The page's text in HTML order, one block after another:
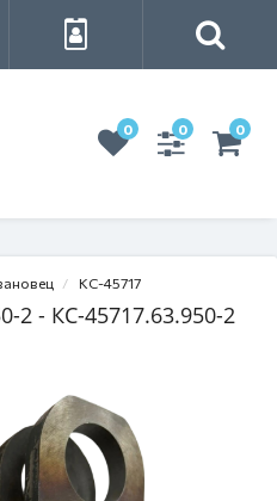
0 0 0
КС-45717
2 - КС-45717.63.950-2